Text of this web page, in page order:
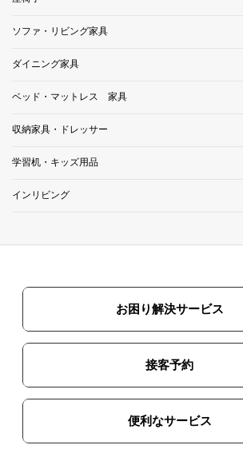
ソファ・リビング家具
ダイニング家具
ベッド・マットレス 家具
収納家具・ドレッサー
学習机・キッズ用品
インリビング
お困り解決サービス
接客予約
便利なサービス